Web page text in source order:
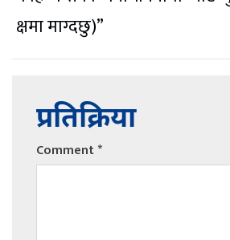
क्षमा माग्दछु)”
प्रतिक्रिया
Comment*